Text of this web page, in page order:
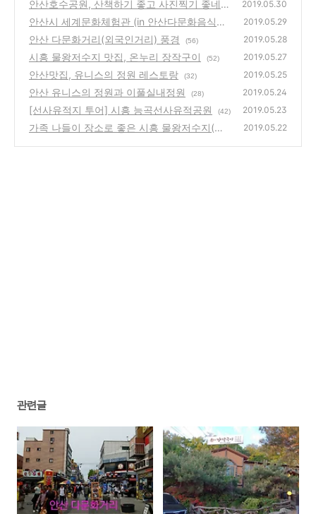
안산호수공원, 산책하기 좋고 사진찍기 좋네요
(38)
2019.05.30
안산시 세계문화체험관 (in 안산다문화음식거
리)
(32)
2019.05.29
안산 다문화거리(외국인거리) 풍경 (56) 2019.05.28
시흥 물왕저수지 맛집, 온누리 장작구이 (52) 2019.05.27
안산맛집, 유니스의 정원 레스토랑 (32) 2019.05.25
안산 유니스의 정원과 이풀실내정원 (28) 2019.05.24
[선사유적지 투어] 시흥 능곡선사유적공원 (42) 2019.05.23
가족 나들이 장소로 좋은 시흥 물왕저수지(물
2019.05.22
관련글